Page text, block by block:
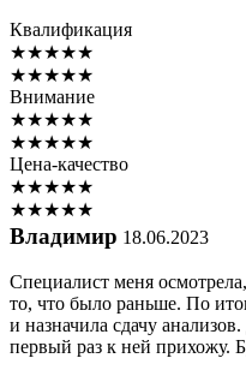
Квалификация
★★★★★
★★★★★
Внимание
★★★★★
★★★★★
Цена-качество
★★★★★
★★★★★
Владимир 18.06.2023
Специалист меня
то, что было раньше. По
и назначила сдачу
первый раз к ней прихожу.